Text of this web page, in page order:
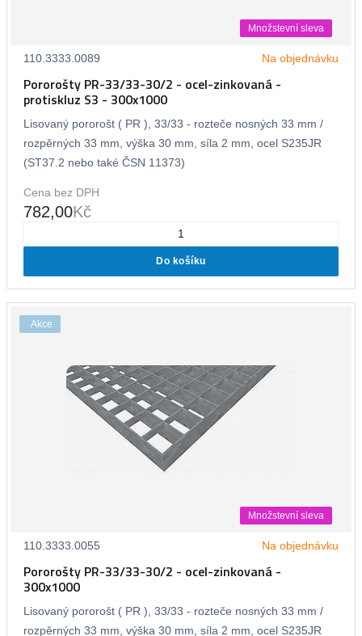
Množstevní sleva
110.3333.0089 Na objednávku
Pororošty PR-33/33-30/2 - ocel-zinkovaná -
protiskluz S3 - 300x1000
Lisovaný pororošt ( PR ), 33/33 - rozteče nosných 33 mm /
rozpěrných 33 mm, výška 30 mm, síla 2 mm, ocel S235JR
(ST37.2 nebo také ČSN 11373)
Cena bez DPH
782,00Kč
Do košíku
Akce
Množstevní sleva
110.3333.0055 Na objednávku
Pororošty PR-33/33-30/2 - ocel-zinkovaná -
300x1000
Lisovaný pororošt ( PR ), 33/33 - rozteče nosných 33 mm /
rozpěrných 33 mm, výška 30 mm, síla 2 mm, ocel S235JR